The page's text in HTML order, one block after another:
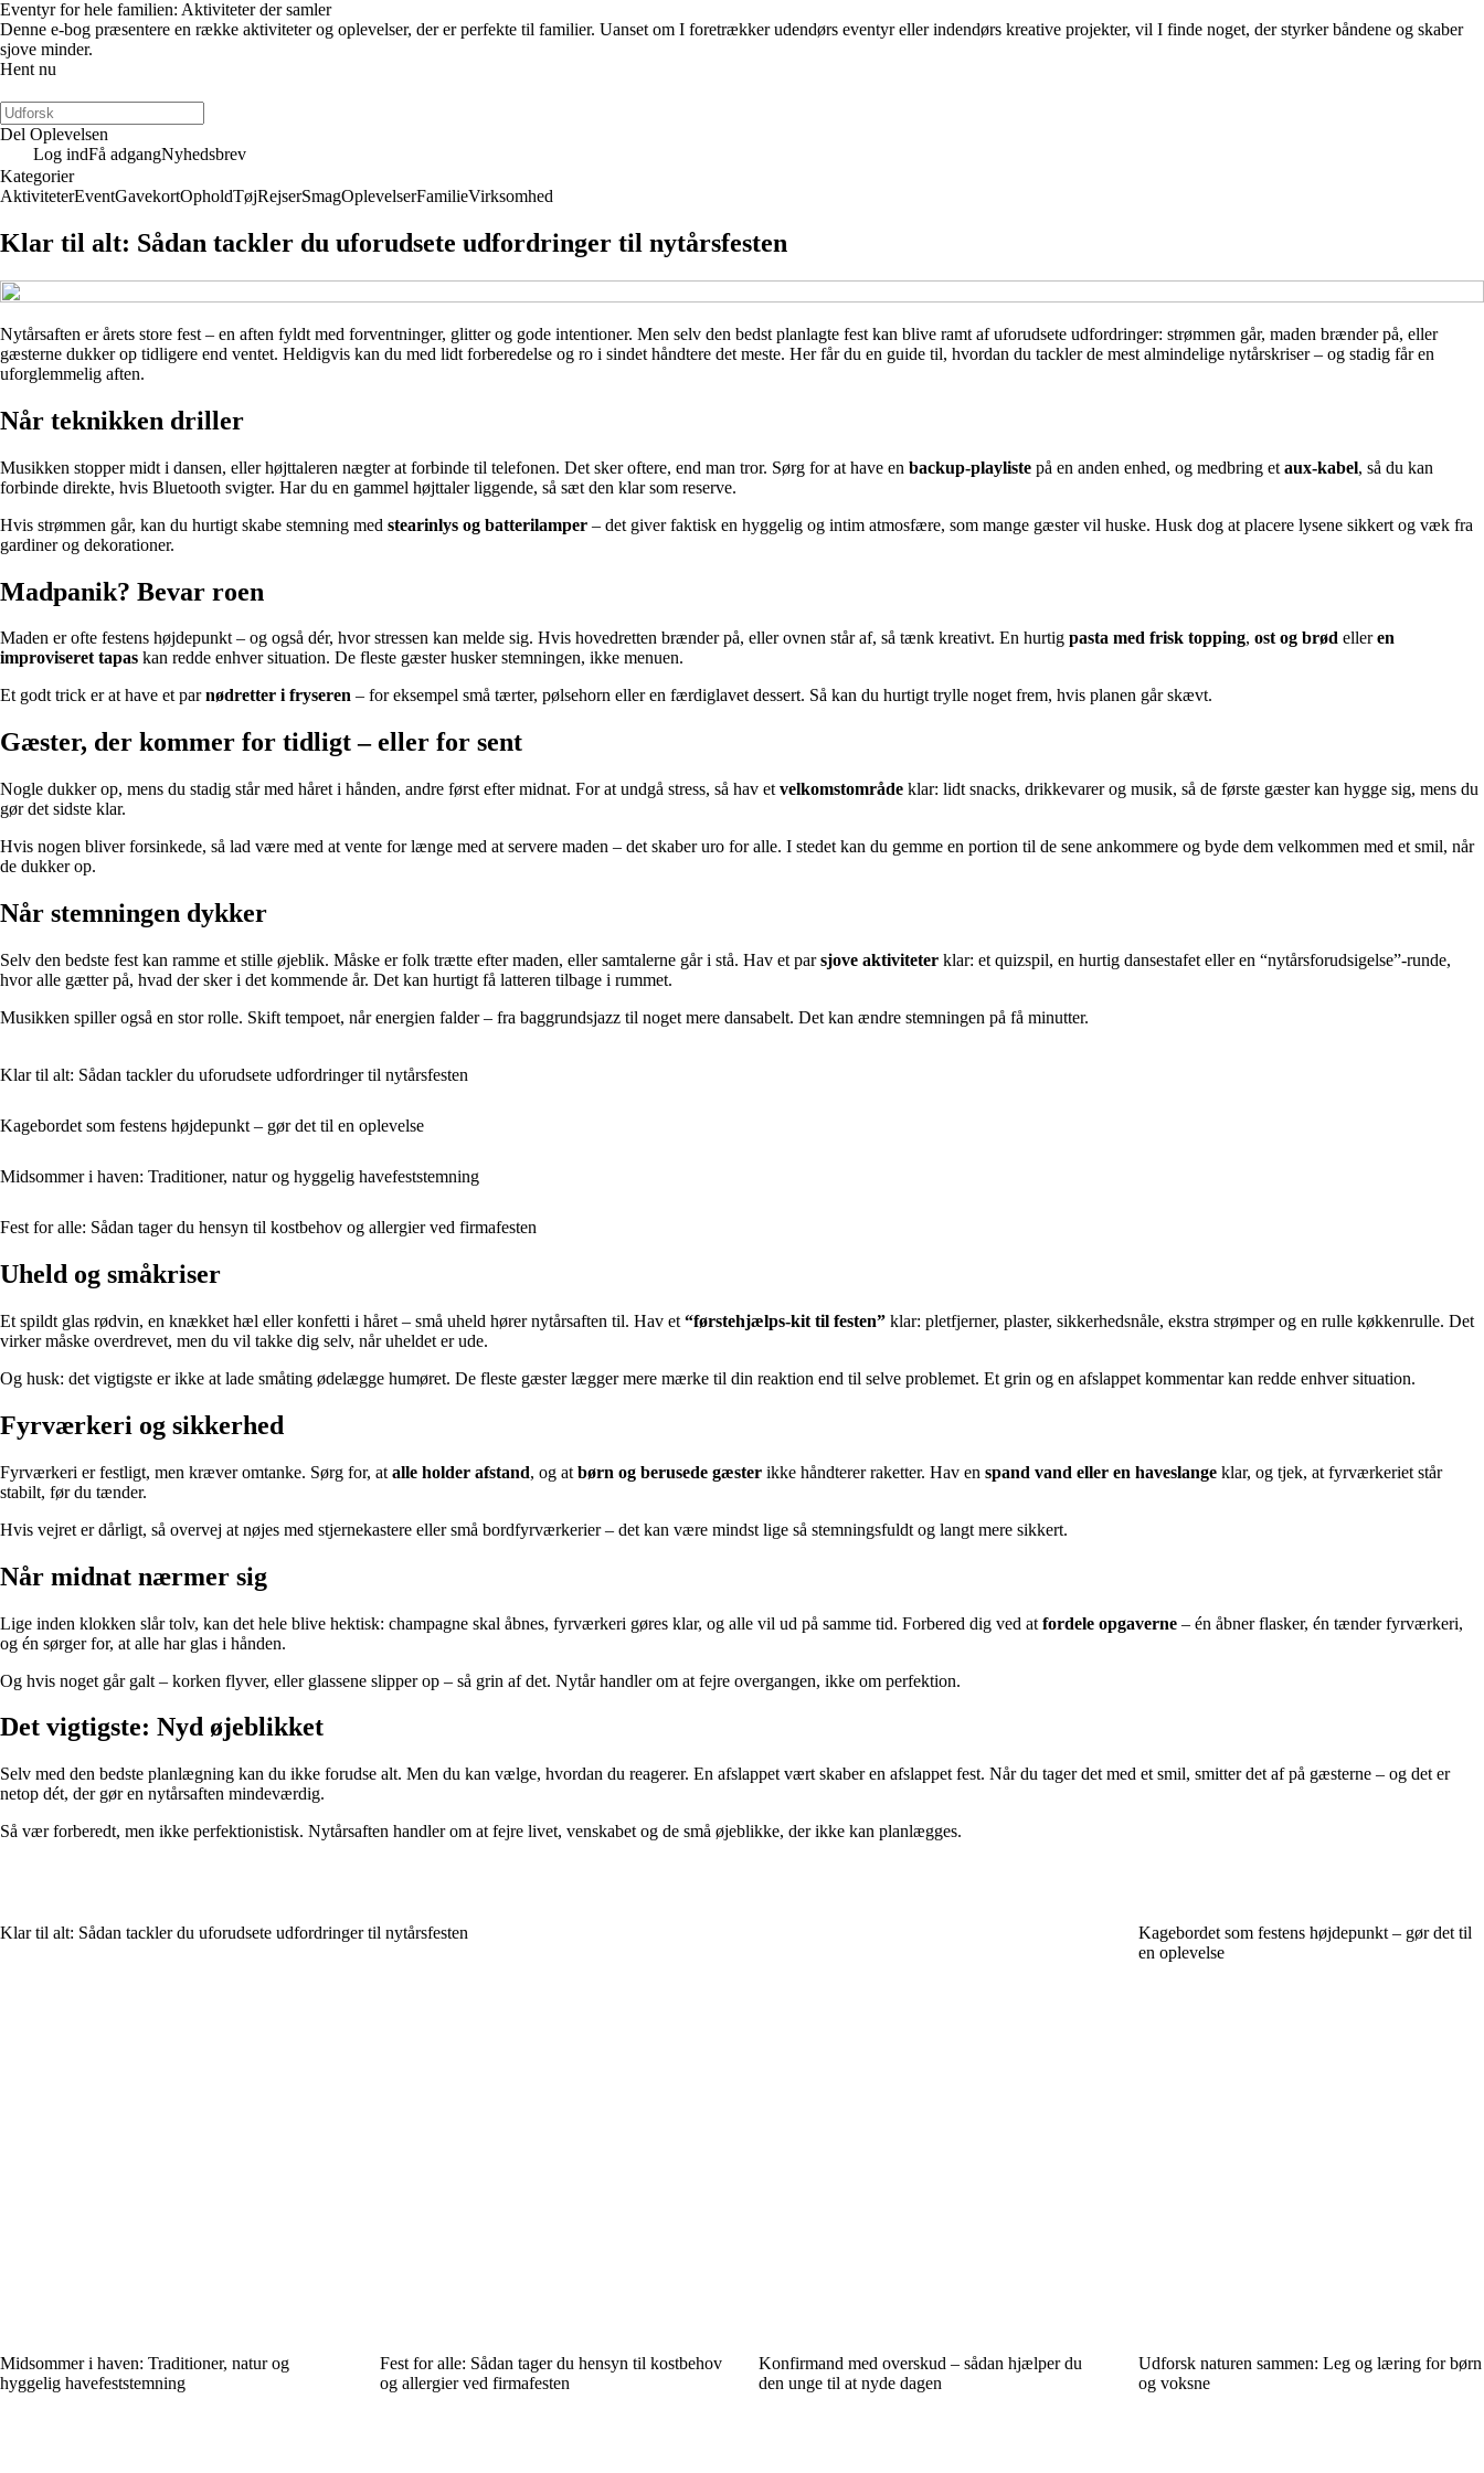
Eventyr for hele familien: Aktiviteter der samler
Denne e-bog præsentere en række aktiviteter og oplevelser, der er perfekte til familier. Uanset om I foretrækker udendørs eventyr eller indendørs kreative projekter, vil I finde noget, der styrker båndene og skaber
sjove minder.
Hent nu
Del Oplevelsen
Log indFå adgangNyhedsbrev
Kategorier
AktiviteterEventGavekortOpholdTøjRejserSmagOplevelserFamilieVirksomhed
Klar til alt: Sådan tackler du uforudsete udfordringer til nytårsfesten
Nytårsaften er årets store fest – en aften fyldt med forventninger, glitter og gode intentioner. Men selv den bedst planlagte fest kan blive ramt af uforudsete udfordringer: strømmen går, maden brænder på, eller
gæsterne dukker op tidligere end ventet. Heldigvis kan du med lidt forberedelse og ro i sindet håndtere det meste. Her får du en guide til, hvordan du tackler de mest almindelige nytårskriser – og stadig får en
uforglemmelig aften.
Når teknikken driller
Musikken stopper midt i dansen, eller højttaleren nægter at forbinde til telefonen. Det sker oftere, end man tror. Sørg for at have en backup-playliste på en anden enhed, og medbring et aux-kabel, så du kan
forbinde direkte, hvis Bluetooth svigter. Har du en gammel højttaler liggende, så sæt den klar som reserve.
Hvis strømmen går, kan du hurtigt skabe stemning med stearinlys og batterilamper – det giver faktisk en hyggelig og intim atmosfære, som mange gæster vil huske. Husk dog at placere lysene sikkert og væk fra
gardiner og dekorationer.
Madpanik? Bevar roen
Maden er ofte festens højdepunkt – og også dér, hvor stressen kan melde sig. Hvis hovedretten brænder på, eller ovnen står af, så tænk kreativt. En hurtig pasta med frisk topping, ost og brød elleren
improviseret tapas kan redde enhver situation. De fleste gæster husker stemningen, ikke menuen.
Et godt trick er at have et parnødretter i fryseren – for eksempel små tærter, pølsehorn eller en færdiglavet dessert. Så kan du hurtigt trylle noget frem, hvis planen går skævt.
Gæster, der kommer for tidligt – eller for sent
Nogle dukker op, mens du stadig står med håret i hånden, andre først efter midnat. For at undgå stress, så hav et velkomstområde klar: lidt snacks, drikkevarer og musik, så de første gæster kan hygge sig, mens du
gør det sidste klar.
Hvis nogen bliver forsinkede, så lad være med at vente for længe med at servere maden – det skaber uro for alle. I stedet kan du gemme en portion til de sene ankommere og byde dem velkommen med et smil, når
de dukker op.
Når stemningen dykker
Selv den bedste fest kan ramme et stille øjeblik. Måske er folk trætte efter maden, eller samtalerne går i stå. Hav et parsjove aktiviteter klar: et quizspil, en hurtig dansestafet eller en “nytårsforudsigelse”-runde,
hvor alle gætter på, hvad der sker i det kommende år. Det kan hurtigt få latteren tilbage i rummet.
Musikken spiller også en stor rolle. Skift tempoet, når energien falder – fra baggrundsjazz til noget mere dansabelt. Det kan ændre stemningen på få minutter.
Klar til alt: Sådan tackler du uforudsete udfordringer til nytårsfesten
Kagebordet som festens højdepunkt – gør det til en oplevelse
Midsommer i haven: Traditioner, natur og hyggelig havefeststemning
Fest for alle: Sådan tager du hensyn til kostbehov og allergier ved firmafesten
Uheld og småkriser
Et spildt glas rødvin, en knækket hæl eller konfetti i håret – små uheld hører nytårsaften til. Hav et “førstehjælps-kit til festen” klar: pletfjerner, plaster, sikkerhedsnåle, ekstra strømper og en rulle køkkenrulle. Det
virker måske overdrevet, men du vil takke dig selv, når uheldet er ude.
Og husk: det vigtigste er ikke at lade småting ødelægge humøret. De fleste gæster lægger mere mærke til din reaktion end til selve problemet. Et grin og en afslappet kommentar kan redde enhver situation.
Fyrværkeri og sikkerhed
Fyrværkeri er festligt, men kræver omtanke. Sørg for, at alle holder afstand, og at børn og berusede gæster ikke håndterer raketter. Hav en spand vand eller en haveslange klar, og tjek, at fyrværkeriet står
stabilt, før du tænder.
Hvis vejret er dårligt, så overvej at nøjes med stjernekastere eller små bordfyrværkerier – det kan være mindst lige så stemningsfuldt og langt mere sikkert.
Når midnat nærmer sig
Lige inden klokken slår tolv, kan det hele blive hektisk: champagne skal åbnes, fyrværkeri gøres klar, og alle vil ud på samme tid. Forbered dig ved at fordele opgaverne – én åbner flasker, én tænder fyrværkeri,
og én sørger for, at alle har glas i hånden.
Og hvis noget går galt – korken flyver, eller glassene slipper op – så grin af det. Nytår handler om at fejre overgangen, ikke om perfektion.
Det vigtigste: Nyd øjeblikket
Selv med den bedste planlægning kan du ikke forudse alt. Men du kan vælge, hvordan du reagerer. En afslappet vært skaber en afslappet fest. Når du tager det med et smil, smitter det af på gæsterne – og det er
netop dét, der gør en nytårsaften mindeværdig.
Så vær forberedt, men ikke perfektionistisk. Nytårsaften handler om at fejre livet, venskabet og de små øjeblikke, der ikke kan planlægges.
Klar til alt: Sådan tackler du uforudsete udfordringer til nytårsfesten
Kagebordet som festens højdepunkt – gør det til
en oplevelse
Midsommer i haven: Traditioner, natur og
hyggelig havefeststemning
Fest for alle: Sådan tager du hensyn til kostbehov
og allergier ved firmafesten
Konfirmand med overskud – sådan hjælper du
den unge til at nyde dagen
Udforsk naturen sammen: Leg og læring for børn
og voksne